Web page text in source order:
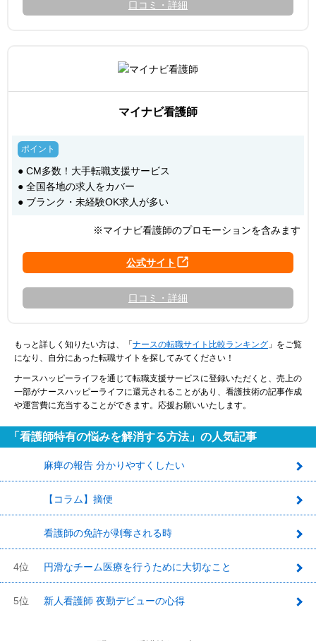
口コミ・詳細
マイナビ看護師
● CM多数！大手転職支援サービス
● 全国各地の求人をカバー
● ブランク・未経験OK求人が多い
※マイナビ看護師のプロモーションを含みます
口コミ・詳細
もっと詳しく知りたい方は、「 ナースの転職サイト比較ランキング 」をご覧
になり、自分にあった転職サイトを探してみてください！
ナースハッピーライフを通じて転職支援サービスに登録いただくと、売上の
一部がナースハッピーライフに還元されることがあり、看護技術の記事作成
や運営費に充当することができます。応援お願いいたします。
「看護師特有の悩みを解消する方法」の人気記事
麻痺の報告 分かりやすくしたい
【コラム】摘便
看護師の免許が剥奪される時
4位 円滑なチーム医療を行うために大切なこと
5位 新人看護師 夜勤デビューの心得